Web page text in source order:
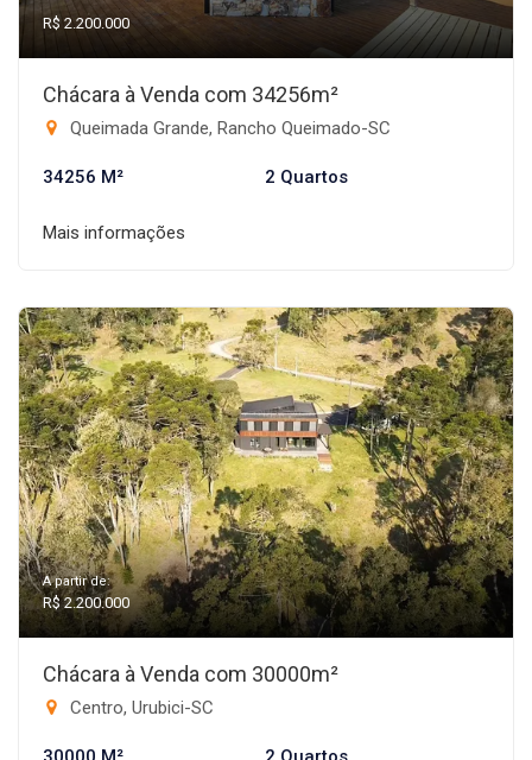
R$ 2.200.000
Chácara à Venda com 34256m²
Queimada Grande, Rancho Queimado-SC
34256 M² 2 Quartos
Mais informações
A partir de:
R$ 2.200.000
Chácara à Venda com 30000m²
Centro, Urubici-SC